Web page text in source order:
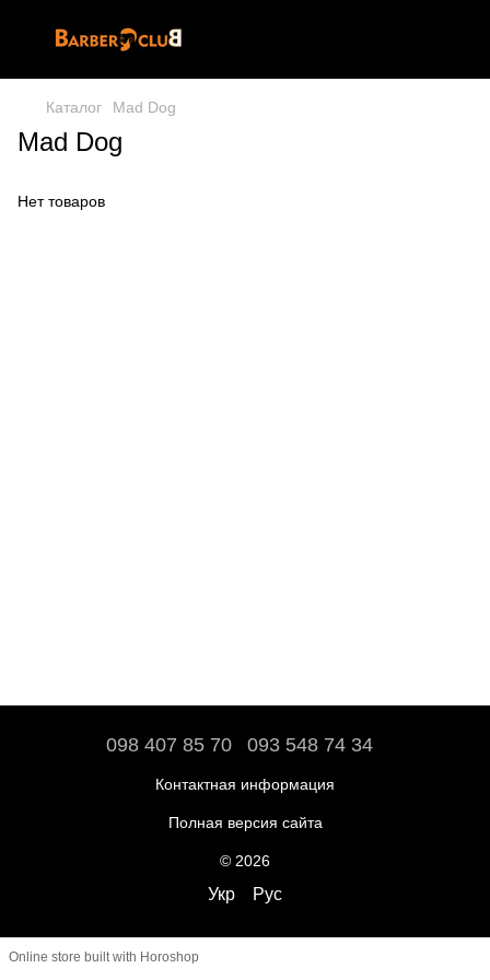
Каталог Mad Dog
Mad Dog
Нет товаров
098 407 85 70 093 548 74 34
Контактная информация
Полная версия сайта
© 2026
Укр Рус
Online store built with Horoshop